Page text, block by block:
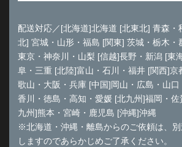
配送対応／[北海道]北海道 [北東北] 青森・
北] 宮城・山形・福島 [関東] 茨城・栃木・
東京・神奈川・山梨 [信越]長野・新潟 [東
阜・三重 [北陸]富山・石川・福井 [関西]京
歌山・大阪・兵庫 [中国]岡山・広島・山
香川・徳島・高知・愛媛 [北九州]福岡・
九州]熊本・宮崎・鹿児島 [沖縄]沖縄
※北海道・沖縄・離島からのご依頼は、
しますのであらかじめご了承ください。